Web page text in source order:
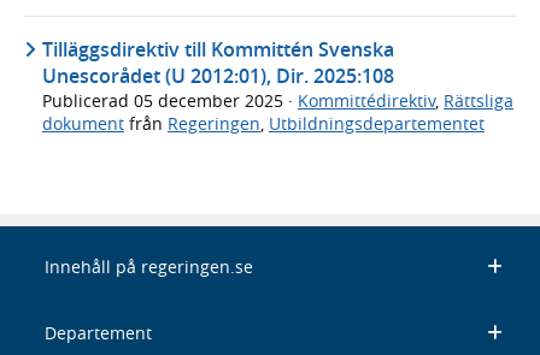
Tilläggsdirektiv till Kommittén Svenska
Unescorådet (U 2012:01), Dir. 2025:108
Publicerad 05 december 2025 · Kommittédirektiv, Rättsliga
dokument från Regeringen Utbildningsdepartementet
Innehåll på regeringen.se
Departement